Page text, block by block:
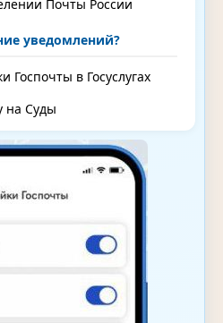
Почты России
уведомлений?
Госпочты в Госуслугах
на Суды